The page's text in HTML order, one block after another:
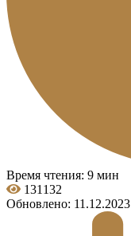
Время чтения: 9 мин
131132
Обновлено: 11.12.2023